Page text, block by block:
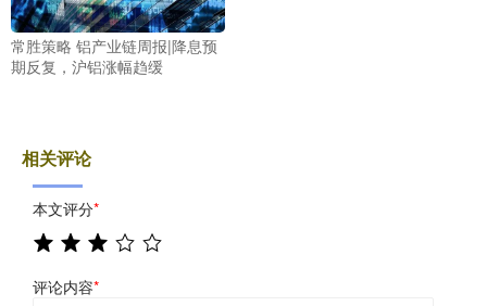
常胜策略 铝产业链周报|降息预
期反复，沪铝涨幅趋缓
相关评论
本文评分*
评论内容*